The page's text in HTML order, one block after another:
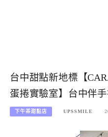
台中甜點新地標【
蛋捲實驗室】台中伴
下午茶甜點店 UPSSMILE